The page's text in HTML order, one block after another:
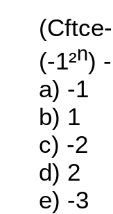
(-1²n)
a) -1
b) 1
c) -2
d) 2
e) -3